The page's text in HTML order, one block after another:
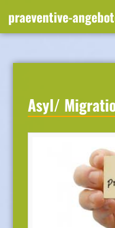
praeventive-
Asyl/